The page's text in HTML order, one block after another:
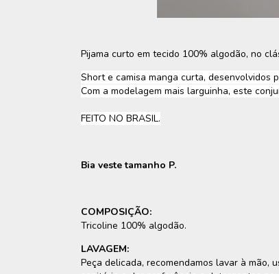
Pijama curto em tecido 100% algodão, no
Short e camisa manga curta, desenvolvidos
Com a modelagem mais larguinha, este
FEITO NO BRASIL.
Bia veste tamanho P.
COMPOSIÇÃO:
Tricoline 100% algodão.
LAVAGEM:
Peça delicada, recomendamos lavar à mão,